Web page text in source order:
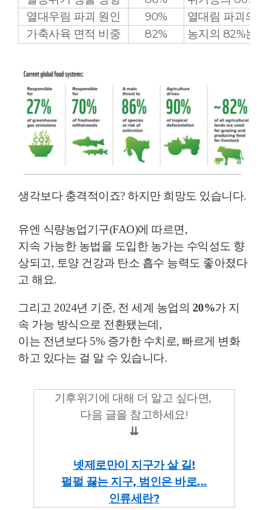
열대우림 파괴 원인
90% 열대림 파괴의
가축사육 면적 비중
82% 농지의 82%는
생각보다 충격적이죠? 하지만 희망도 있습니다.
유엔 식량농업기구(FAO)에 따르면,
지속 가능한 농법을 도입한 농가는 수익성도 향
상되고, 토양 건강과 탄소 흡수 능력도 좋아졌다
고 해요.
그리고 2024년 기준, 전 세계 농업의 20%가 지
속 가능 방식으로 전환됐는데,
이는 전년보다 5% 증가한 수치로, 빠르게 변화
하고 있다는 걸 알 수 있습니다.
기후위기에 대해 더 알고 싶다면,
다음 글을 참고하세요!
⇊
넷제로만이 지구가 살 길!
펄펄 끓는 지구, 범인은 바로...
인류세란?